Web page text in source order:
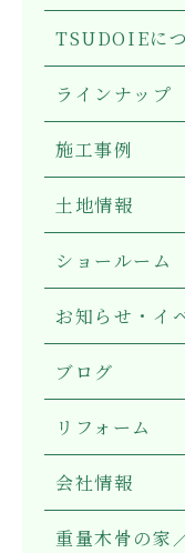
TSUDOIEに
ラインナップ
施工事例
土地情報
ショールーム
お知らせ・イ
ブログ
リフォーム
会社情報
重量木骨の家